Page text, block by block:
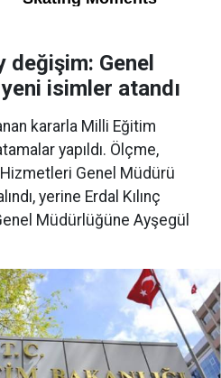
değişim: Genel
isimler atandı
kararla Milli Eğitim
yapıldı. Ölçme,
Genel Müdürü
yerine Erdal Kılınç
Müdürlüğüne Ayşegül